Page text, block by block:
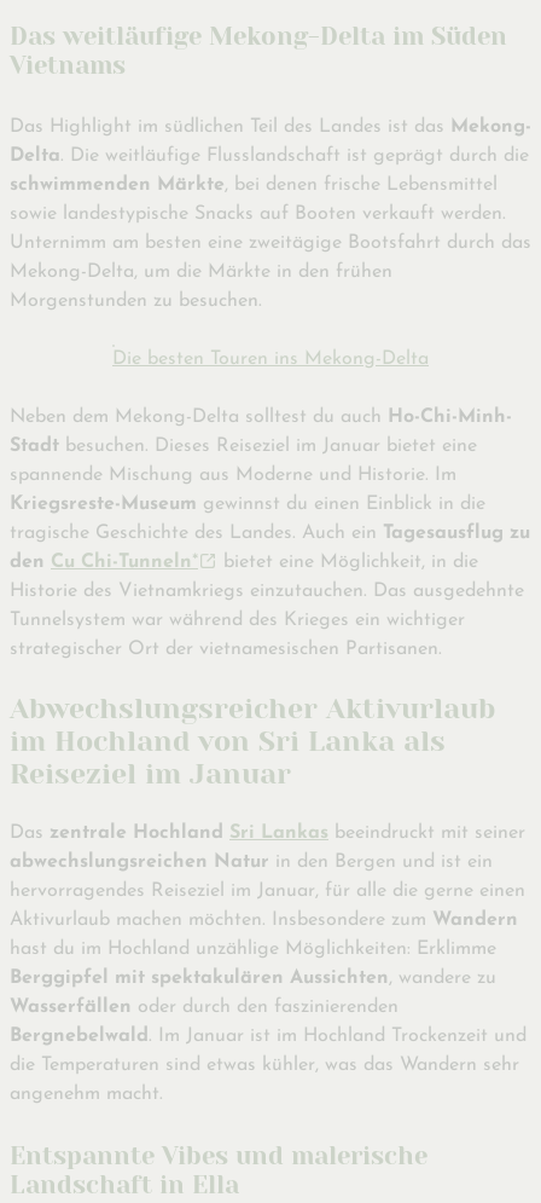
Das weitläufige Mekong-Delta im Süden
Vietnams
Das Highlight im südlichen Teil des Landes ist das Mekong-
Delta. Die weitläufige Flusslandschaft ist geprägt durch die
schwimmenden Märkte, bei denen frische Lebensmittel
sowie landestypische Snacks auf Booten verkauft werden.
Unternimm am besten eine zweitägige Bootsfahrt durch das
Mekong-Delta, um die Märkte in den frühen
Morgenstunden zu besuchen.
Die besten Touren ins Mekong-Delta
Neben dem Mekong-Delta solltest du auch Ho-Chi-Minh-
Stadt besuchen. Dieses Reiseziel im Januar bietet eine
spannende Mischung aus Moderne und Historie. Im
Kriegsreste-Museum gewinnst du einen Einblick in die
tragische Geschichte des Landes. Auch ein Tagesausflug zu
den Cu Chi-Tunneln*
bietet eine Möglichkeit, in die
Historie des Vietnamkriegs einzutauchen. Das ausgedehnte
Tunnelsystem war während des Krieges ein wichtiger
strategischer Ort der vietnamesischen Partisanen.
Abwechslungsreicher Aktivurlaub
im Hochland von Sri Lanka als
Reiseziel im Januar
Das zentrale Hochland Sri Lankas beeindruckt mit seiner
abwechslungsreichen Natur in den Bergen und ist ein
hervorragendes Reiseziel im Januar, für alle die gerne einen
Aktivurlaub machen möchten. Insbesondere zum Wandern
hast du im Hochland unzählige Möglichkeiten: Erklimme
Berggipfel mit spektakulären Aussichten, wandere zu
Wasserfällen oder durch den faszinierenden
Bergnebelwald . Im Januar ist im Hochland Trockenzeit und
die Temperaturen sind etwas kühler, was das Wandern sehr
angenehm macht.
Entspannte Vibes und malerische
Landschaft in Ella